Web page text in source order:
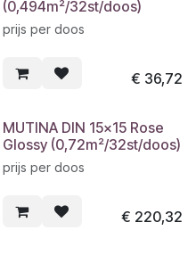
(0,494m²/32st/doos)
prijs per doos
€ 36,72
MUTINA DIN 15x15 Rose
Glossy (0,72m²/32st/doos)
prijs per doos
€ 220,32